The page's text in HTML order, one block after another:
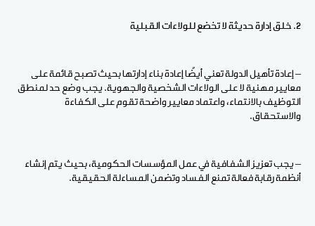
2. خلق إدارة حديثة لا تخضع للولاءات القبلية
– إعادة تأهيل الدولة تعني أيضًا إعادة بناء إدارتها بحيث تصبح قائمة على
معايير مهنية لا على الولاءات الشخصية والجهوية. يجب وضع حد لمنطق
التوظيف بالانتماء، واعتماد معايير واضحة تقوم على الكفاءة
والاستحقاق.
– يجب تعزيز الشفافية في عمل المؤسسات الحكومية، بحيث يتم إنشاء
أنظمة رقابة فعالة تمنع الفساد وتضمن المساءلة الحقيقية.